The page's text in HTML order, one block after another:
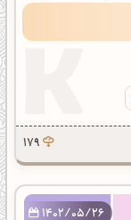
179
1402/05/26